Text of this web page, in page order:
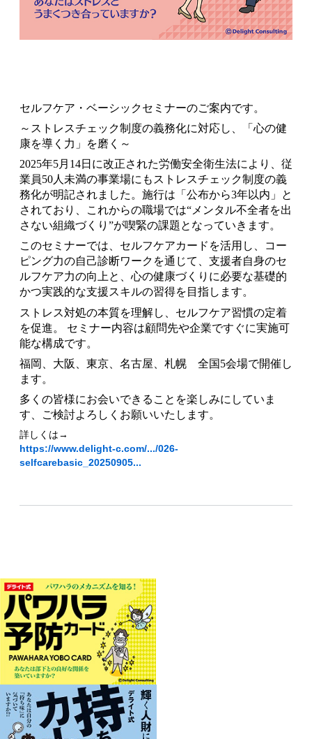
セルフケア・ベーシックセミナーのご案内です。
～ストレスチェック制度の義務化に対応し、「心の健
康を導く力」を磨く～
2025年5月14日に改正された労働安全衛生法により、従
業員50人未満の事業場にもストレスチェック制度の義
務化が明記されました。施行は「公布から3年以内」と
されており、これからの職場では“メンタル不全者を出
さない組織づくり”が喫緊の課題となっていきます。
このセミナーでは、セルフケアカードを活用し、コー
ピング力の自己診断ワークを通じて、支援者自身のセ
ルフケア力の向上と、心の健康づくりに必要な基礎的
かつ実践的な支援スキルの習得を目指します。
ストレス対処の本質を理解し、セルフケア習慣の定着
を促進。 セミナー内容は顧問先や企業ですぐに実施可
能な構成です。
福岡、大阪、東京、名古屋、札幌 全国5会場で開催し
ます。
多くの皆様にお会いできることを楽しみにしていま
す、ご検討よろしくお願いいたします。
詳しくは→
https://www.delight-c.com/.../026-
selfcarebasic_20250905...